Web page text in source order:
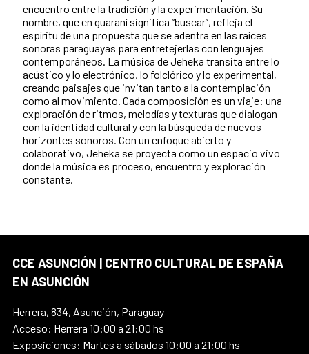
encuentro entre la tradición y la experimentación. Su
nombre, que en guaraní significa “buscar”, refleja el
espíritu de una propuesta que se adentra en las raíces
sonoras paraguayas para entretejerlas con lenguajes
contemporáneos. La música de Jeheka transita entre lo
acústico y lo electrónico, lo folclórico y lo experimental,
creando paisajes que invitan tanto a la contemplación
como al movimiento. Cada composición es un viaje: una
exploración de ritmos, melodías y texturas que dialogan
con la identidad cultural y con la búsqueda de nuevos
horizontes sonoros. Con un enfoque abierto y
colaborativo, Jeheka se proyecta como un espacio vivo
donde la música es proceso, encuentro y exploración
constante.
CCE ASUNCIÓN | CENTRO CULTURAL DE ESPAÑA
EN ASUNCIÓN
Herrera, 834, Asunción, Paraguay
Acceso: Herrera 10:00 a 21:00 hs
Exposiciones: Martes a sábados 10:00 a 21:00 hs